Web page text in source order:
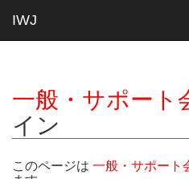
IWJ
一般・サポート
イン
このページは 一般・サポート